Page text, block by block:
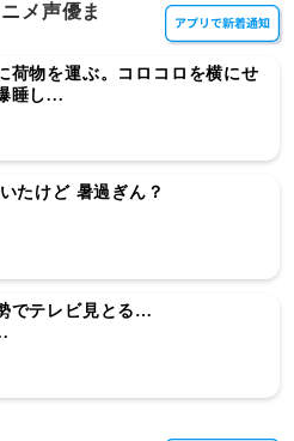
メ声優ま
荷物を運ぶ。コロコロを横にせ
睡し...
たけど 暑過ぎん？
でテレビ見とる…